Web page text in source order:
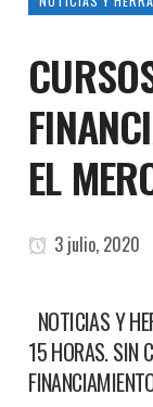
EL
3 julio, 2020
NOTICIAS Y
15 HORAS. SIN